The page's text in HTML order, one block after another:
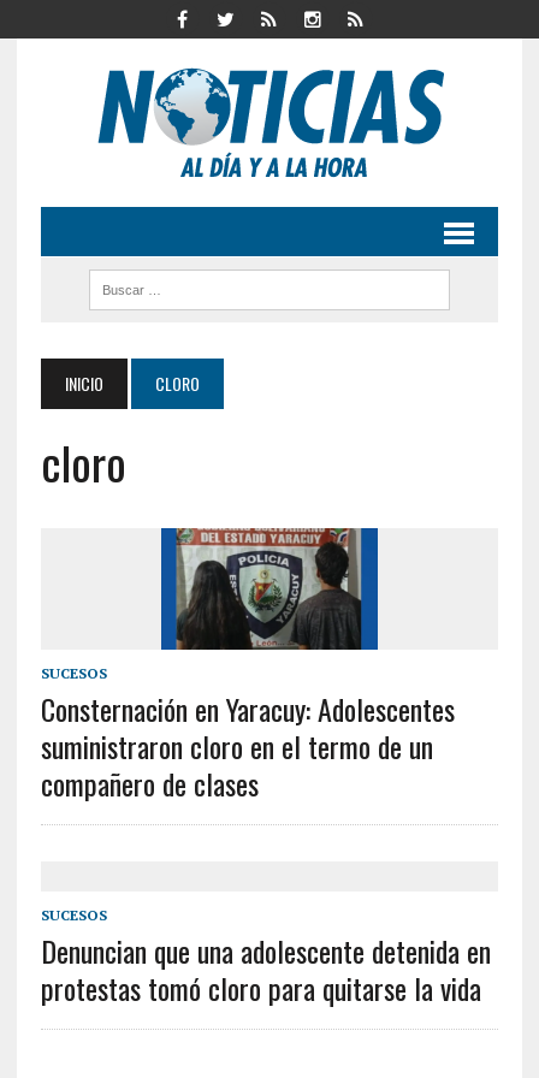
INICIO CLORO
cloro
SUCESOS
Consternación en Yaracuy: Adolescentes
suministraron cloro en el termo de un
compañero de clases
SUCESOS
Denuncian que una adolescente detenida en
protestas tomó cloro para quitarse la vida